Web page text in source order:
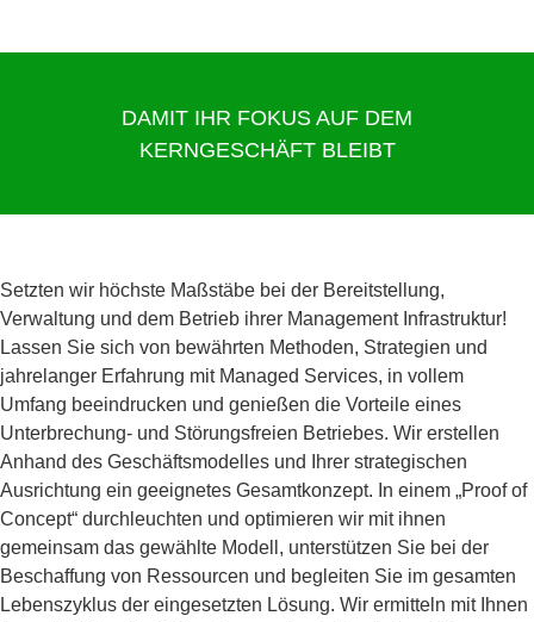
DAMIT IHR FOKUS AUF DEM
KERNGESCHÄFT BLEIBT
Setzten wir höchste Maßstäbe bei der Bereitstellung,
Verwaltung und dem Betrieb ihrer Management Infrastruktur!
Lassen Sie sich von bewährten Methoden, Strategien und
jahrelanger Erfahrung mit Managed Services, in vollem
Umfang beeindrucken und genießen die Vorteile eines
Unterbrechung- und Störungsfreien Betriebes. Wir erstellen
Anhand des Geschäftsmodelles und Ihrer strategischen
Ausrichtung ein geeignetes Gesamtkonzept. In einem „Proof of
Concept“ durchleuchten und optimieren wir mit ihnen
gemeinsam das gewählte Modell, unterstützen Sie bei der
Beschaffung von Ressourcen und begleiten Sie im gesamten
Lebenszyklus der eingesetzten Lösung. Wir ermitteln mit Ihnen